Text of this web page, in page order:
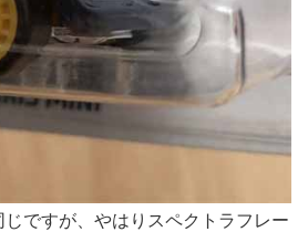
ですが、やはりスペクトラフレー